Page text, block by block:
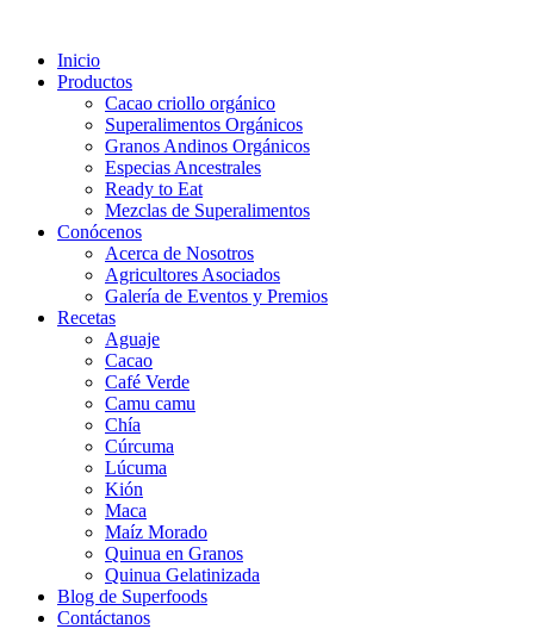
Inicio
Productos
Cacao criollo orgánico
Superalimentos Orgánicos
Granos Andinos Orgánicos
Especias Ancestrales
Ready to Eat
Mezclas de Superalimentos
Conócenos
Acerca de Nosotros
Agricultores Asociados
Galería de Eventos y Premios
Recetas
Aguaje
Cacao
Café Verde
Camu camu
Chía
Cúrcuma
Lúcuma
Kión
Maca
Maíz Morado
Quinua en Granos
Quinua Gelatinizada
Blog de Superfoods
Contáctanos